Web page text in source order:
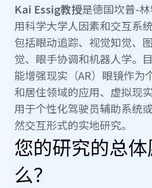
Kai Essig教授是德国坎普-
用科学大学人因素和交互系
包括眼动追踪、视觉知觉、
觉、眼手协调和机器人学。
能增强现实（AR）眼镜作为
和居住领域的应用、虚拟现
用于个性化驾驶员辅助系统
然交互形式的实地研究。
您的研究的总
么？